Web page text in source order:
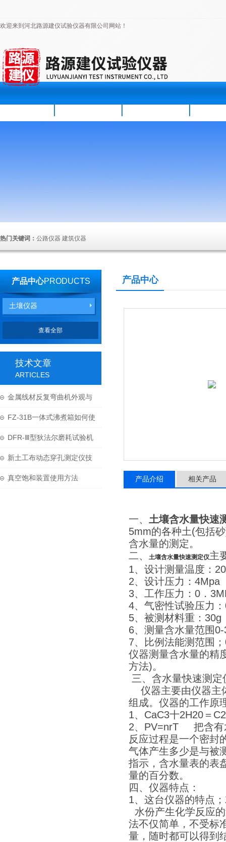
欢迎来到河北路源建仪试验仪器有限公司网站！
热门关键词： 公路仪器 建筑仪器
产品中心PRODUCTS
土壤仪器
查看全部
技术文章
ARTICLES
金属线材反复弯曲机外观与
结构
FZ-31B一体式沸煮箱如何使
用与维护？
DFR-Ⅲ型狄法尔磨耗试验机
技术参数
新土工布动态穿孔测定仪技
术参数
真空饱和装置使用方法
产品中心
产品介绍 相关产品
一、 土壤含水量快速
5mm的各种土(包括
含水量的测定。
二、
土壤含水量快速测定仪主
1、设计测量温度
2、设计压力：
3、工作压力：0．
4、气密性试验压力
5、被测材料重：
6、测量含水量范围
7、比例法能测范
仪器测量含水量的精
方法)。
三、含水量快速测定
仪器主要由仪器主
组成。仪器的工作原
1、CaC3十2H20＝
2、PV=nrT 把含有
反应过程是一个密封
气体产生多少是与被
指示，含水量表的表
量的百分数。
四、仪器特点：
1、这台仪器的特点
水份产生化学反应
法不仅简单，不受标
量，随时都可以得到